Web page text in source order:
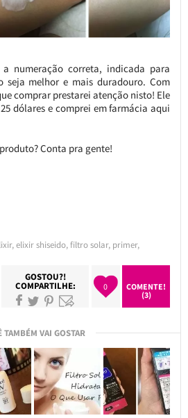
a numeração correta, indicada para
seja melhor e mais duradouro. Com
comprar prestarei atenção nisto! Ele
dólares e comprei em farmácia aqui
Conta pra gente!
,elixir shiseido,filtro solar, primer,
GOSTOU?!
COMPARTILHE: 0
COMENTE!
(3)
TAMBÉM VAI GOSTAR